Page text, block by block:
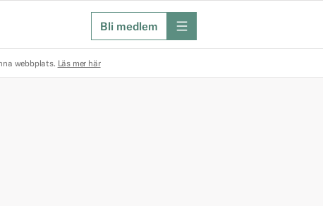
Bli medlem meny
webbplats. Läs mer här